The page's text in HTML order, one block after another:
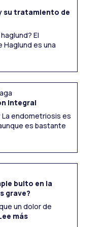
su tratamiento de
El
es una
Integral
endometriosis es
es bastante
bulto en la
grave?
un dolor de
más:
Quiste
de
Baker: